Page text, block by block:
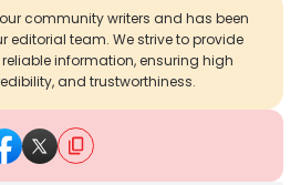
community writers and has been
editorial team. We strive to provide
information, ensuring high
and trustworthiness.